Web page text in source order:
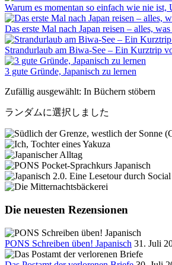
Warum es momentan so einfach wie nie ist,
Das erste Mal nach Japan reisen – alles,
Strandurlaub am Biwa-See – Ein Kurztrip
3 gute Gründe, Japanisch zu lernen
Zufällig ausgewählt: In Büchern stöbern
ランダムに選択しました
Die neuesten Rezensionen
PONS Schreiben üben! Japanisch 31. Juli